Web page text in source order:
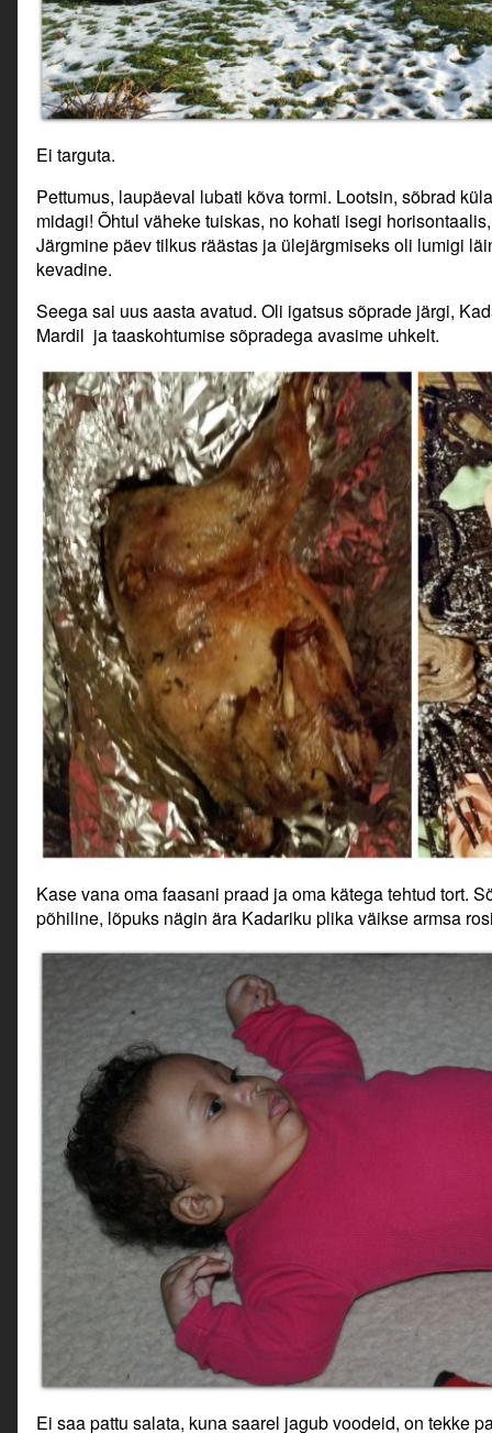
Ei targuta.
Pettumus, laupäeval lubati kõva tormi. Lootsin, sõbrad
midagi! Õhtul väheke tuiskas, no kohati isegi
Järgmine päev tilkus räästas ja ülejärgmiseks oli lumigi
kevadine.
Seega sai uus aasta avatud. Oli igatsus sõprade järgi,
Mardil ja taaskohtumise sõpradega avasime uhkelt.
Kase vana oma faasani praad ja oma kätega tehtud tort.
põhiline, lõpuks nägin ära Kadariku plika väikse armsa
Ei saa pattu salata, kuna saarel jagub voodeid, on tekke